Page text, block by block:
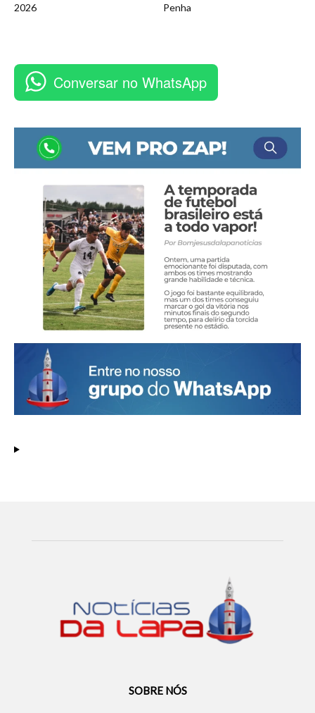
2026
Penha
Conversar no WhatsApp
SOBRE NÓS